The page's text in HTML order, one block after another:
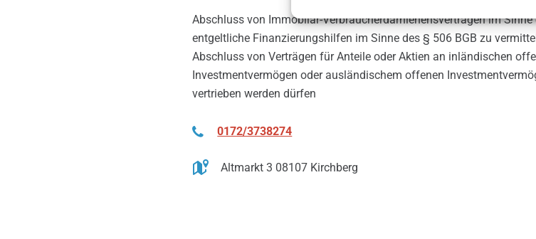
Abschluss von Immobilar-Verbraucherdarhlehensverträgen im
entgeltliche Finanzierungshilfen im Sinne des § 506 BGB zu
Abschluss von Verträgen für Anteile oder Aktien an inländischen
Investmentvermögen oder ausländischem offenen
vertrieben werden dürfen
0172/3738274
Altmarkt 3 08107 Kirchberg